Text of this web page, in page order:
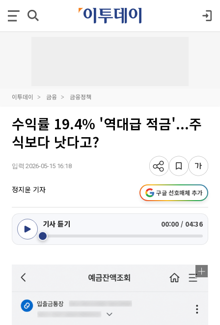
이투데이 금융 금융정책
수익률 19.4% '역대급 적금'...주
식보다 낫다고?
입력 2026-05-15 16:18
정지윤 기자 구글 선호매체 추가
기사 듣기 00:00 / 04:36